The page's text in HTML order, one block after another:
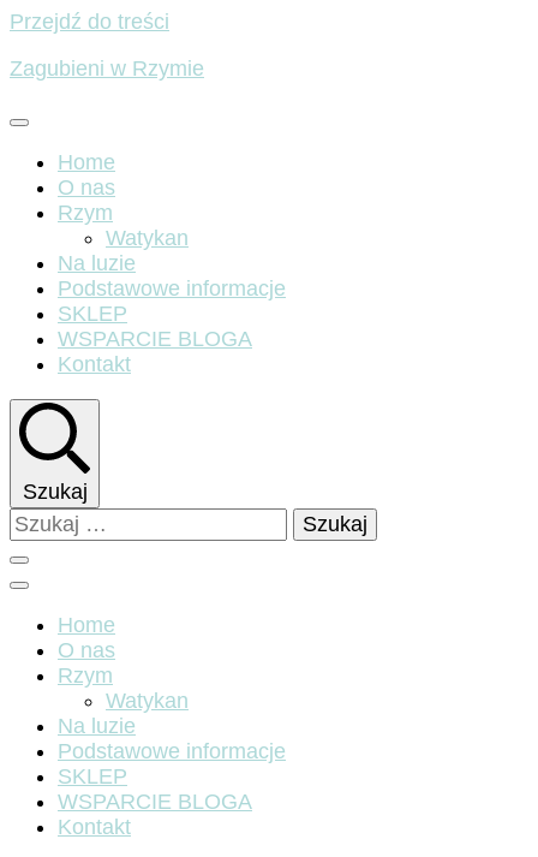
Przejdź do treści
Zagubieni w Rzymie
Home
O nas
Rzym
Watykan
Na luzie
Podstawowe informacje
SKLEP
WSPARCIE BLOGA
Kontakt
Szukaj
Szukaj:
Home
O nas
Rzym
Watykan
Na luzie
Podstawowe informacje
SKLEP
WSPARCIE BLOGA
Kontakt